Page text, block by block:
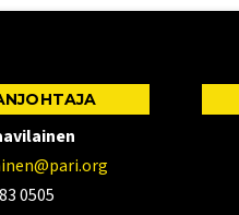
0505